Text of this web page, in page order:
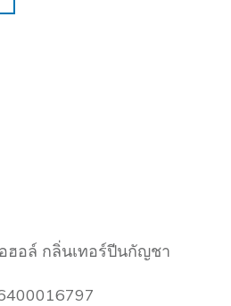
ฮอล์ กลิ่นเทอร์ปีนกัญชา